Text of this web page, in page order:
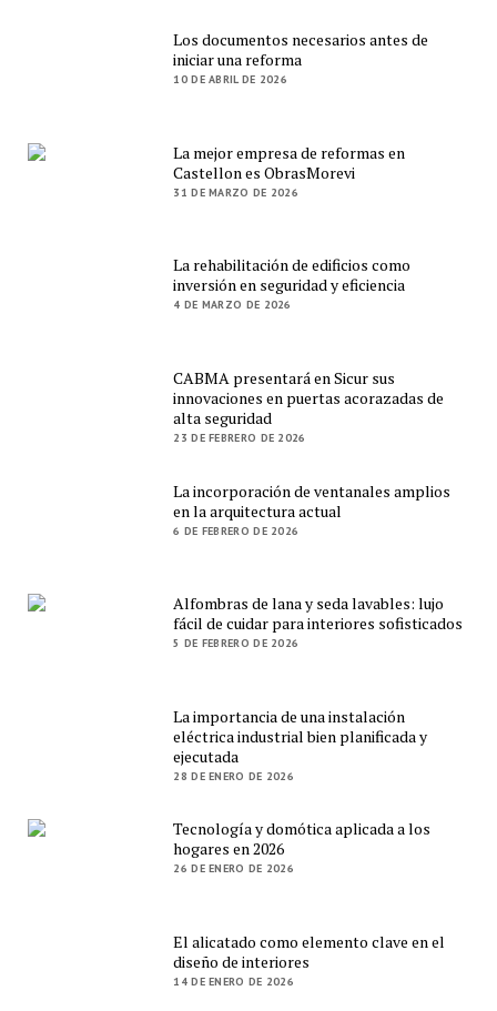
Los documentos necesarios antes de
iniciar una reforma
10 DE ABRIL DE 2026
La mejor empresa de reformas en
Castellon es ObrasMorevi
31 DE MARZO DE 2026
La rehabilitación de edificios como
inversión en seguridad y eficiencia
4 DE MARZO DE 2026
CABMA presentará en Sicur sus
innovaciones en puertas acorazadas de
alta seguridad
23 DE FEBRERO DE 2026
La incorporación de ventanales amplios
en la arquitectura actual
6 DE FEBRERO DE 2026
Alfombras de lana y seda lavables: lujo
fácil de cuidar para interiores sofisticados
5 DE FEBRERO DE 2026
La importancia de una instalación
eléctrica industrial bien planificada y
ejecutada
28 DE ENERO DE 2026
Tecnología y domótica aplicada a los
hogares en 2026
26 DE ENERO DE 2026
El alicatado como elemento clave en el
diseño de interiores
14 DE ENERO DE 2026